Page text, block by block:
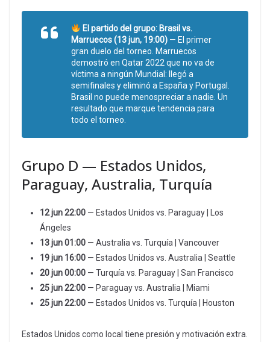
El partido del grupo: Brasil vs.
Marruecos (13 jun, 19:00) — El primer
gran duelo del torneo. Marruecos
demostró en Qatar 2022 que no va de
víctima a ningún Mundial: llegó a
semifinales y eliminó a España y Portugal.
Brasil no puede menospreciar a nadie. Un
resultado que marque tendencia para
todo el torneo.
Grupo D — Estados Unidos,
Paraguay, Australia, Turquía
12 jun 22:00 — Estados Unidos vs. Paraguay | Los
Ángeles
13 jun 01:00 — Australia vs. Turquía | Vancouver
19 jun 16:00 — Estados Unidos vs. Australia | Seattle
20 jun 00:00 — Turquía vs. Paraguay | San Francisco
25 jun 22:00 — Paraguay vs. Australia | Miami
25 jun 22:00 — Estados Unidos vs. Turquía | Houston
Estados Unidos como local tiene presión y motivación extra.